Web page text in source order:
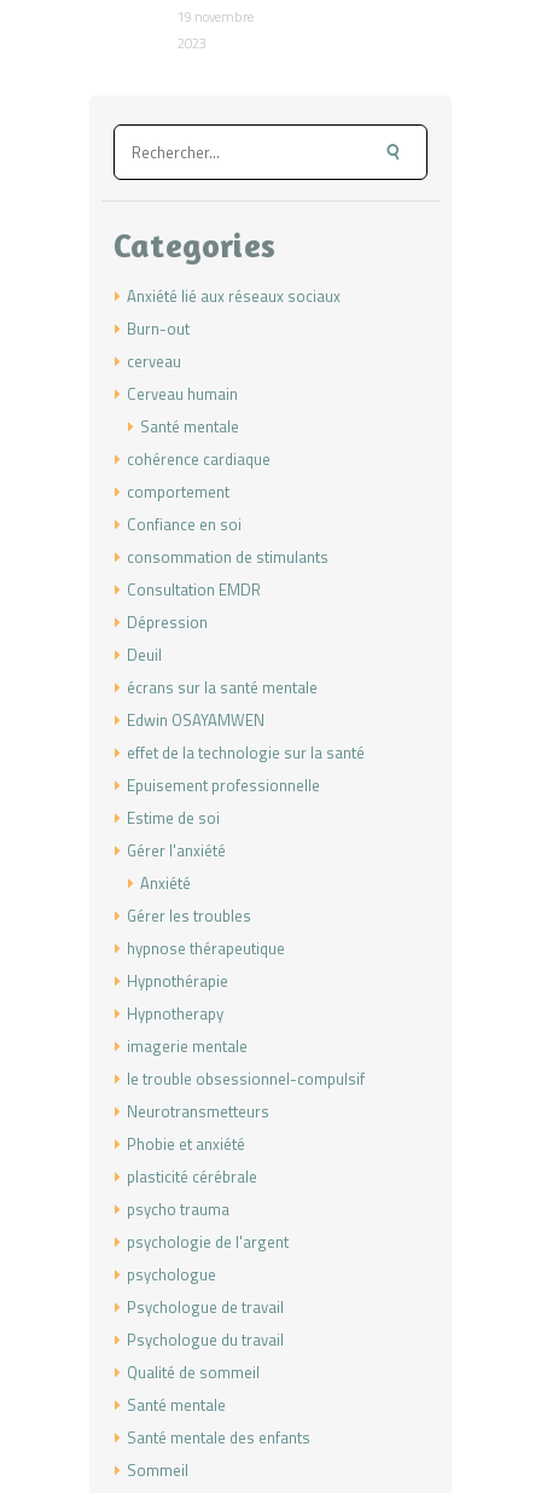
19 novembre
2023
Rechercher :
Categories
Anxiété lié aux réseaux sociaux
Burn-out
cerveau
Cerveau humain
Santé mentale
cohérence cardiaque
comportement
Confiance en soi
consommation de stimulants
Consultation EMDR
Dépression
Deuil
écrans sur la santé mentale
Edwin OSAYAMWEN
effet de la technologie sur la santé
Epuisement professionnelle
Estime de soi
Gérer l'anxiété
Anxiété
Gérer les troubles
hypnose thérapeutique
Hypnothérapie
Hypnotherapy
imagerie mentale
le trouble obsessionnel-compulsif
Neurotransmetteurs
Phobie et anxiété
plasticité cérébrale
psycho trauma
psychologie de l'argent
psychologue
Psychologue de travail
Psychologue du travail
Qualité de sommeil
Santé mentale
Santé mentale des enfants
Sommeil